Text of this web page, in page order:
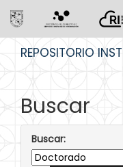
REPOSITORIO
Buscar
Buscar: